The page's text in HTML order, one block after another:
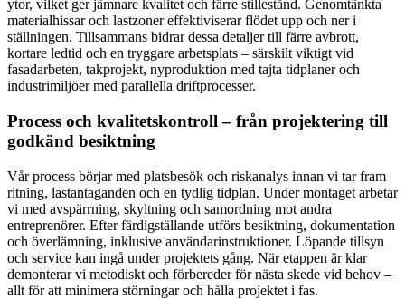
ytor, vilket ger jämnare kvalitet och färre stillestånd. Genomtänkta
materialhissar och lastzoner effektiviserar flödet upp och ner i
ställningen. Tillsammans bidrar dessa detaljer till färre avbrott,
kortare ledtid och en tryggare arbetsplats – särskilt viktigt vid
fasadarbeten, takprojekt, nyproduktion med tajta tidplaner och
industrimiljöer med parallella driftprocesser.
Process och kvalitetskontroll – från projektering till
godkänd besiktning
Vår process börjar med platsbesök och riskanalys innan vi tar fram
ritning, lastantaganden och en tydlig tidplan. Under montaget arbetar
vi med avspärrning, skyltning och samordning mot andra
entreprenörer. Efter färdigställande utförs besiktning, dokumentation
och överlämning, inklusive användarinstruktioner. Löpande tillsyn
och service kan ingå under projektets gång. När etappen är klar
demonterar vi metodiskt och förbereder för nästa skede vid behov –
allt för att minimera störningar och hålla projektet i fas.